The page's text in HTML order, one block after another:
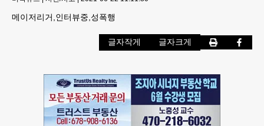
메이저리거,인터뷰중,성폭행
글자작게 글자크게